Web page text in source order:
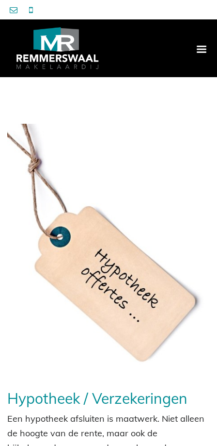
Hypotheek / Verzekeringen
Een hypotheek afsluiten is maatwerk. Niet alleen
de hoogte van de rente, maar ook de